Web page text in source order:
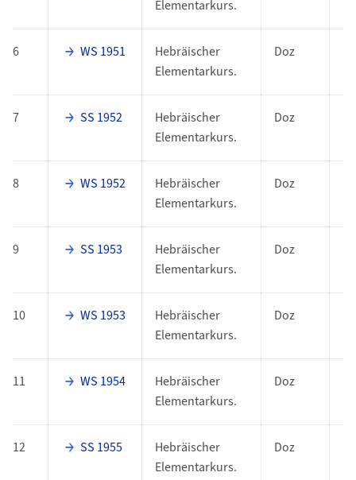
Elementarkurs.
6 WS 1951
Hebräischer
Elementarkurs.
Doz
7 SS 1952
Hebräischer
Elementarkurs.
Doz
8 WS 1952
Hebräischer
Elementarkurs.
Doz
9 SS 1953
Hebräischer
Elementarkurs.
Doz
10 WS 1953
Hebräischer
Elementarkurs.
Doz
11 WS 1954
Hebräischer
Elementarkurs.
Doz
12 SS 1955
Hebräischer
Elementarkurs.
Doz